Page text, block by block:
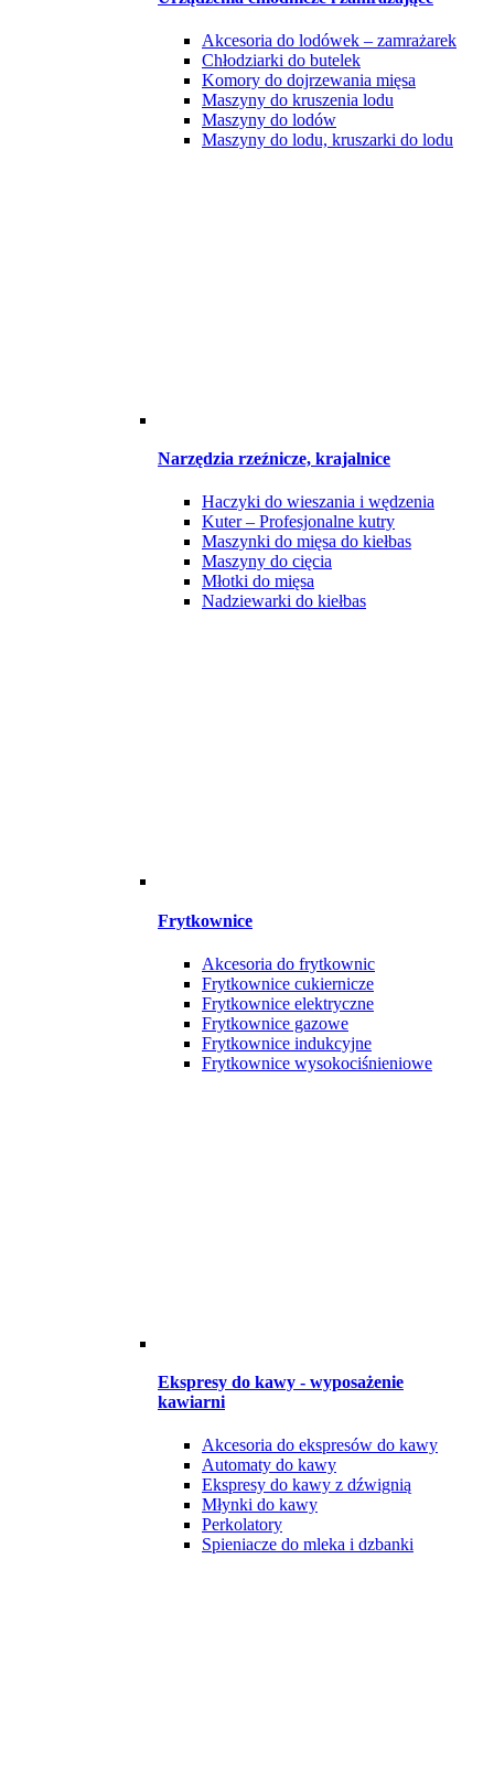
Akcesoria do lodówek – zamrażarek
Chłodziarki do butelek
Komory do dojrzewania mięsa
Maszyny do kruszenia lodu
Maszyny do lodów
Maszyny do lodu, kruszarki do lodu
Narzędzia rzeźnicze, krajalnice
Haczyki do wieszania i wędzenia
Kuter – Profesjonalne kutry
Maszynki do mięsa do kiełbas
Maszyny do cięcia
Młotki do mięsa
Nadziewarki do kiełbas
Frytkownice
Akcesoria do frytkownic
Frytkownice cukiernicze
Frytkownice elektryczne
Frytkownice gazowe
Frytkownice indukcyjne
Frytkownice wysokociśnieniowe
Ekspresy do kawy - wyposażenie
kawiarni
Akcesoria do ekspresów do kawy
Automaty do kawy
Ekspresy do kawy z dźwignią
Młynki do kawy
Perkolatory
Spieniacze do mleka i dzbanki